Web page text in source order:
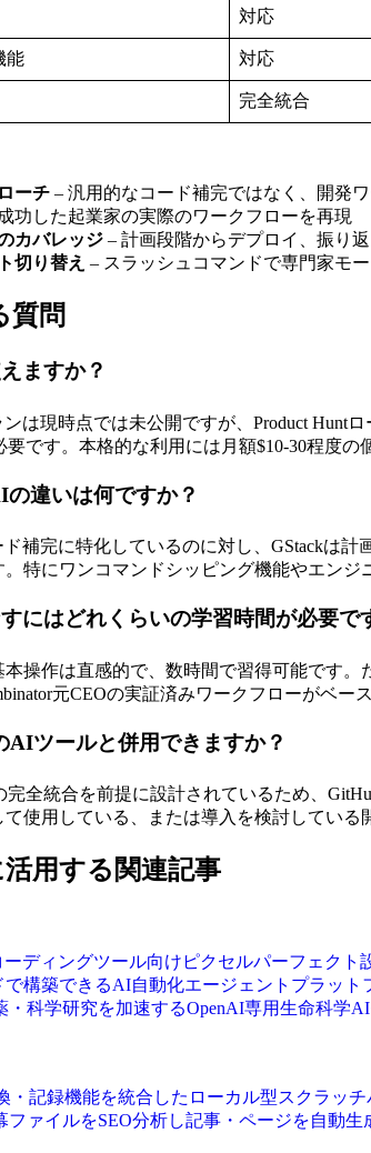
対応
能 対応
完全統合
ーチ – 汎用的なコード補完ではなく、開発
功した起業家の実際のワークフローを再現
カバレッジ – 計画段階からデプロイ、振り
切り替え – スラッシュコマンドで専門家モ
質問
ますか？
は現時点では未公開ですが、Product Hunt
です。本格的な利用には月額$10-30程度の
の違いは何ですか？
ド補完に特化しているのに対し、GStackは
特にワンコマンドシッピング機能やエンジ
にはどれくらいの学習時間が必要で
操作は直感的で、数時間で習得可能です
元CEOの実証済みワークフローがベー
AIツールと併用できますか？
完全統合を前提に設計されているため、
使用している、または導入を検討している
用する関連記事
ーディングツール向けピクセルパーフェクト
で構築できるAI自動化エージェントプラット
・科学研究を加速するOpenAI専用生命科学
・記録機能を統合したローカル型スクラッチ
ファイルをSEO分析し記事・ページを自動生